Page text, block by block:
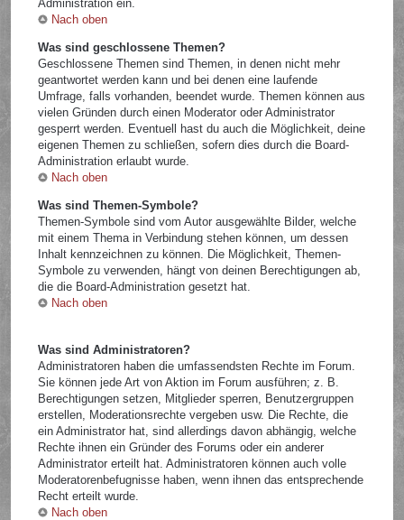
Administration ein.
Nach oben
Was sind geschlossene Themen?
Geschlossene Themen sind Themen, in denen nicht mehr
geantwortet werden kann und bei denen eine laufende
Umfrage, falls vorhanden, beendet wurde. Themen können aus
vielen Gründen durch einen Moderator oder Administrator
gesperrt werden. Eventuell hast du auch die Möglichkeit, deine
eigenen Themen zu schließen, sofern dies durch die Board-
Administration erlaubt wurde.
Nach oben
Was sind Themen-Symbole?
Themen-Symbole sind vom Autor ausgewählte Bilder, welche
mit einem Thema in Verbindung stehen können, um dessen
Inhalt kennzeichnen zu können. Die Möglichkeit, Themen-
Symbole zu verwenden, hängt von deinen Berechtigungen ab,
die die Board-Administration gesetzt hat.
Nach oben
Was sind Administratoren?
Administratoren haben die umfassendsten Rechte im Forum.
Sie können jede Art von Aktion im Forum ausführen; z. B.
Berechtigungen setzen, Mitglieder sperren, Benutzergruppen
erstellen, Moderationsrechte vergeben usw. Die Rechte, die
ein Administrator hat, sind allerdings davon abhängig, welche
Rechte ihnen ein Gründer des Forums oder ein anderer
Administrator erteilt hat. Administratoren können auch volle
Moderatorenbefugnisse haben, wenn ihnen das entsprechende
Recht erteilt wurde.
Nach oben